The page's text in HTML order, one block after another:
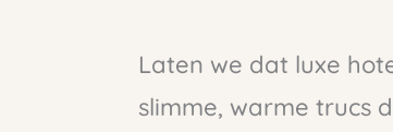
Laten we dat luxe
slimme, warme trucs